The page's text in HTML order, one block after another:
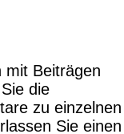
mit Beiträgen
die
zu einzelnen
Sie einen